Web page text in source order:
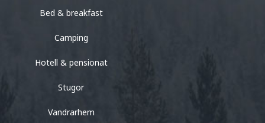
Bed & breakfast
Camping
Hotell & pensionat
Stugor
Vandrarhem